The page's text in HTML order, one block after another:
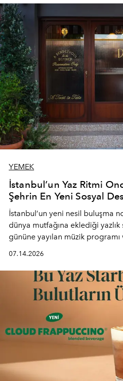
mutfağını modern
tematik gastronomi geceleri
Paylaşıma, lezzete ve müziğe
akşamlar, YAZ’ın sade lüks
geceye taşıyarak her hafta
YEMEK
İstanbul’un Yaz Ritmi
Şehrin En Yeni Sosyal
İstanbul’un yeni nesil buluşma
dünya mutfağına eklediği
gününe yayılan müzik
lüks" anlayışıyla buluşturan
müziği ve açık havadaki özel
altında sunuyor.
07.14.2026